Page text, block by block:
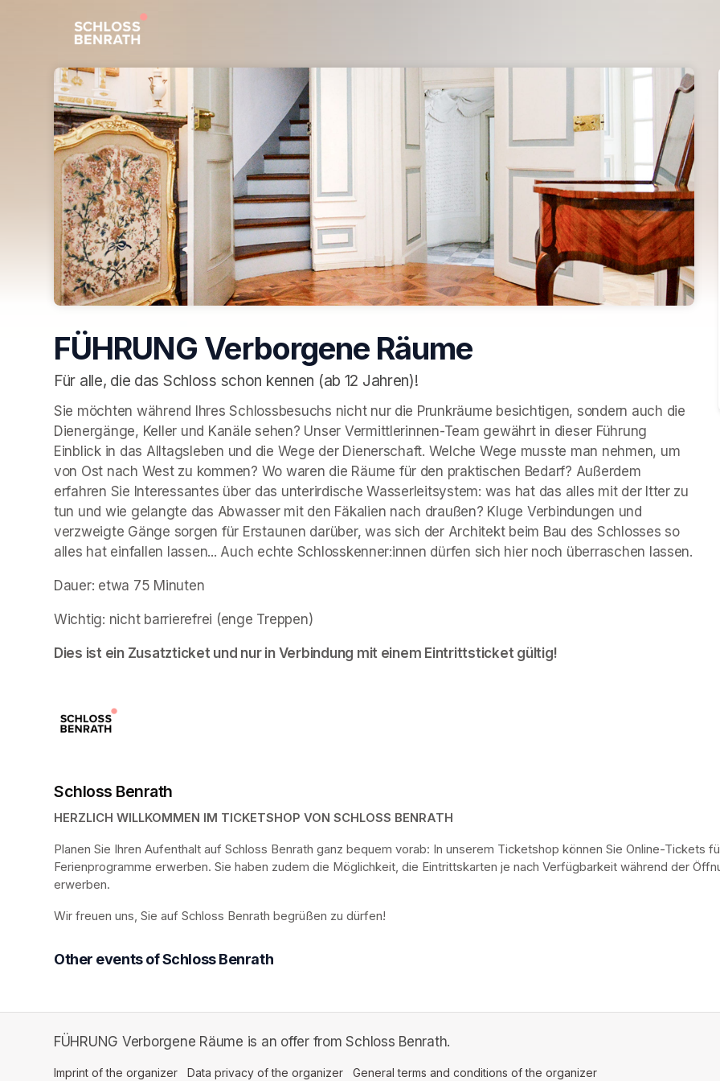
FÜHRUNG Verborgene Räume
Für alle, die das Schloss schon kennen (ab 12 Jahren)!
Sie möchten während Ihres Schlossbesuchs nicht nur die Prunkräume besichtigen, sondern auch die
Dienergänge, Keller und Kanäle sehen? Unser Vermittlerinnen-Team gewährt in dieser Führung
Einblick in das Alltagsleben und die Wege der Dienerschaft. Welche Wege musste man nehmen, um
von Ost nach West zu kommen? Wo waren die Räume für den praktischen Bedarf? Außerdem
erfahren Sie Interessantes über das unterirdische Wasserleitsystem: was hat das alles mit der Itter zu
tun und wie gelangte das Abwasser mit den Fäkalien nach draußen? Kluge Verbindungen und
verzweigte Gänge sorgen für Erstaunen darüber, was sich der Architekt beim Bau des Schlosses so
alles hat einfallen lassen... Auch echte Schlosskenner:innen dürfen sich hier noch überraschen lassen.
Dauer: etwa 75 Minuten
Wichtig: nicht barrierefrei (enge Treppen)
Dies ist ein Zusatzticket und nur in Verbindung mit einem Eintrittsticket gültig!
Schloss Benrath
HERZLICH WILLKOMMEN IM TICKETSHOP VON SCHLOSS BENRATH
Planen Sie Ihren Aufenthalt auf Schloss Benrath ganz bequem vorab: In unserem Ticketshop können Sie Online-Tickets
Ferienprogramme erwerben. Sie haben zudem die Möglichkeit, die Eintrittskarten je nach Verfügbarkeit während der
erwerben.
Wir freuen uns, Sie auf Schloss Benrath begrüßen zu dürfen!
Other events of Schloss Benrath
FÜHRUNG Verborgene Räume is an offer from Schloss Benrath.
Imprint of the organizer (opens in a new tab)
Data privacy of the organizer (opens in a new tab)
General terms and conditions of the organizer